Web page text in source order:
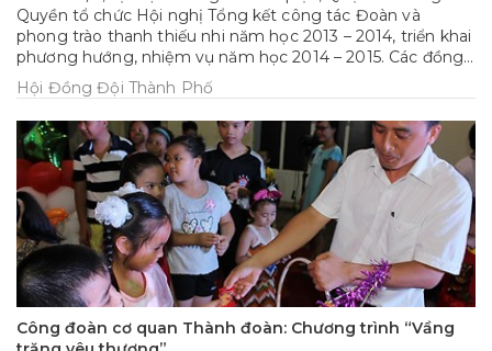
Quyền tổ chức Hội nghị Tổng kết công tác Đoàn và
phong trào thanh thiếu nhi năm học 2013 – 2014, triển khai
phương hướng, nhiệm vụ năm học 2014 – 2015. Các đồng
chí Nguyễn Bình Minh – UV BCH Trung ương Đoàn, Phó Bí
thư Thành đoàn; Khúc Văn Phung – Phó Chủ tịch UBND
quận cùng đông đảo các đồng chí Bí thư Đoàn trường, Bí
thư Đoàn phường, giáo viên, tổng phụ trách các trường
tham dự Hội nghị.
Hội Đồng Đội Thành Phố
Công đoàn cơ quan Thành đoàn: Chương trình “Vầng